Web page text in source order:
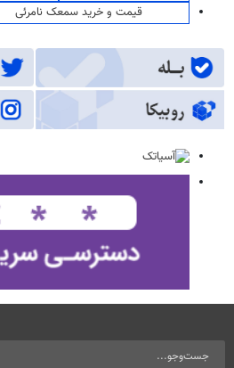
قیمت و خرید سمعک نامرئی